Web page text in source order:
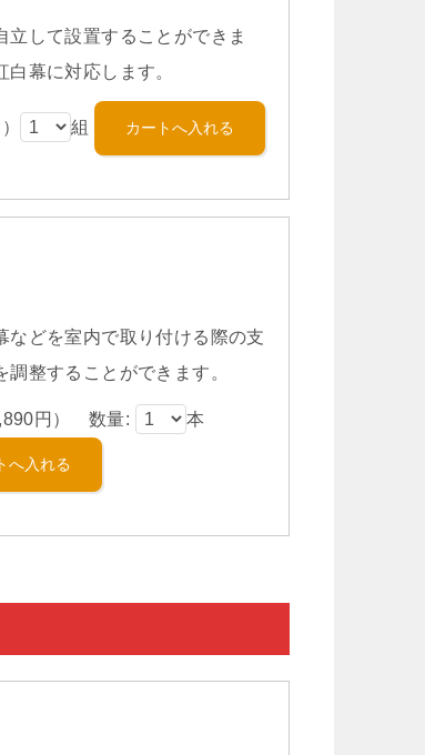
して設置することができま
幕に対応します。
組
どを室内で取り付ける際の支
整することができます。
円） 数量: 本